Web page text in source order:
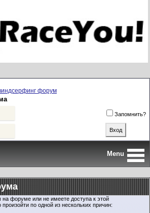
форум
Запомнить?
Menu
форуме или не имеете доступа к этой
по одной из нескольких причин: